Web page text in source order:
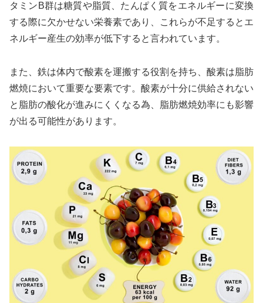
タミンB群は糖質や脂質、たんぱく質をエネルギーに変換
する際に欠かせない栄養素であり、これらが不足するとエ
ネルギー産生の効率が低下すると言われています。
また、鉄は体内で酸素を運搬する役割を持ち、酸素は脂肪
燃焼において重要な要素です。酸素が十分に供給されない
と脂肪の酸化が進みにくくなる為、脂肪燃焼効率にも影響
が出る可能性があります。